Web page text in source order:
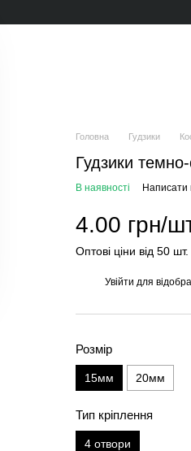
Головна Гудзики
Гудзики
В наявності Написати
4.00 грн/
Оптові ціни від 50 шт.
Увійти для
Розмір
15мм 20мм
Тип кріплення
4 отвори